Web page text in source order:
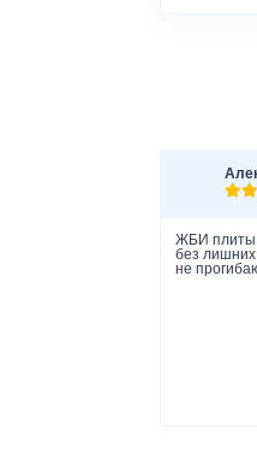
ЖБИ плиты
без лишних
не